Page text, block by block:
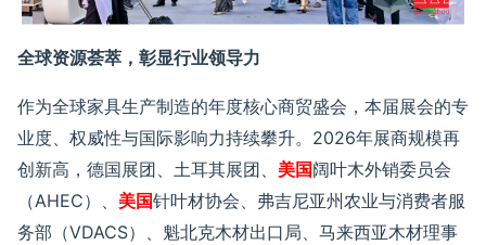
全球资源荟萃，彰显行业领导力
作为全球家具生产制造的年度核心商贸盛会，本届展会的专
业度、权威性与国际影响力持续攀升。 2026年展商规模再
创新高，德国展团、土耳其展团、 美国阔叶木外销委员会
（AHEC）、 美国针叶材协会、弗吉尼亚州农业与消费者服
务部（VDACS）、魁北克木材出口局、马来西亚木材理事